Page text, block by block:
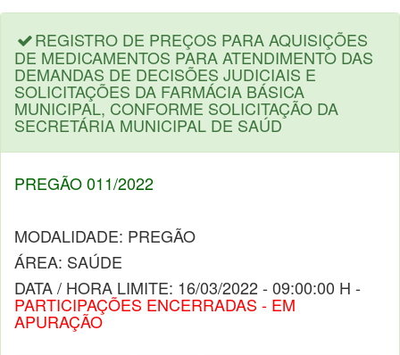
REGISTRO DE PREÇOS PARA AQUISIÇÕES
DE MEDICAMENTOS PARA ATENDIMENTO DAS
DEMANDAS DE DECISÕES JUDICIAIS E
SOLICITAÇÕES DA FARMÁCIA BÁSICA
MUNICIPAL, CONFORME SOLICITAÇÃO DA
SECRETÁRIA MUNICIPAL DE SAÚD
PREGÃO 011/2022
MODALIDADE: PREGÃO
ÁREA: SAÚDE
DATA / HORA LIMITE: 16/03/2022 - 09:00:00 H -
PARTICIPAÇÕES ENCERRADAS - EM
APURAÇÃO